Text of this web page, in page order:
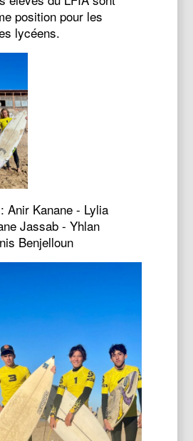
position pour les
lycéens.
Anir Kanane - Lylia
Jassab - Yhlan
Benjelloun